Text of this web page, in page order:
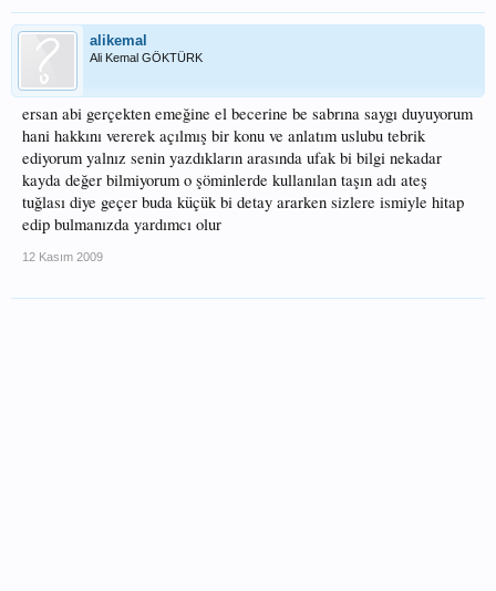
alikemal
Ali Kemal GÖKTÜRK
ersan abi gerçekten emeğine el becerine be sabrına saygı duyuyorum
hani hakkını vererek açılmış bir konu ve anlatım uslubu tebrik
ediyorum yalnız senin yazdıkların arasında ufak bi bilgi nekadar
kayda değer bilmiyorum o şöminlerde kullanılan taşın adı ateş
tuğlası diye geçer buda küçük bi detay ararken sizlere ismiyle hitap
edip bulmanızda yardımcı olur
12 Kasım 2009